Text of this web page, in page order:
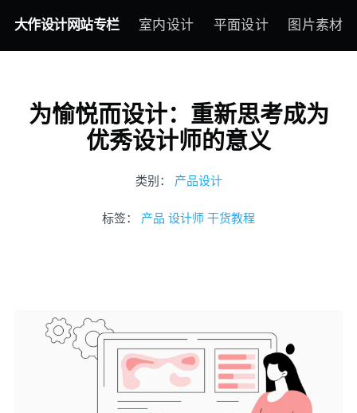
大作设计网站专栏 室内设计 平面设计 图片素材
为愉悦而设计：重新思考成为
优秀设计师的意义
类别： 产品设计
标签： 产品 设计师 干货教程